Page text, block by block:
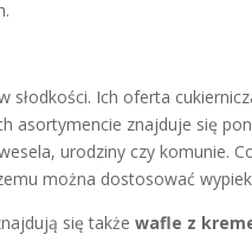
słodkości. Ich oferta
asortymencie znajduje się
urodziny czy komunie.
można dostosować
się takżewafle z